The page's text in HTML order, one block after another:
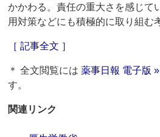
かかわる。責任の重大さを感じて
用対策などにも積極的に取り組む
［ 記事全文 ］
＊ 全文閲覧には薬事日報 電子版 »
す。
関連リンク